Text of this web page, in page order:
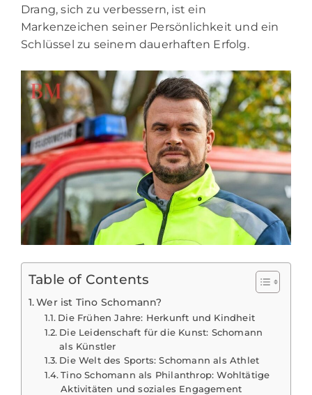
Drang, sich zu verbessern, ist ein
Markenzeichen seiner Persönlichkeit und ein
Schlüssel zu seinem dauerhaften Erfolg.
Table of Contents
Wer ist Tino Schomann?
Die Frühen Jahre: Herkunft und Kindheit
Die Leidenschaft für die Kunst: Schomann
als Künstler
Die Welt des Sports: Schomann als Athlet
Tino Schomann als Philanthrop: Wohltätige
Aktivitäten und soziales Engagement